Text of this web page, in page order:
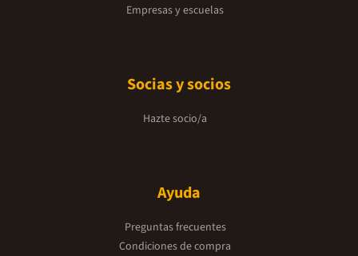
Empresas y escuelas
Socias y socios
Hazte socio/a
Ayuda
Preguntas frecuentes
Condiciones de compra